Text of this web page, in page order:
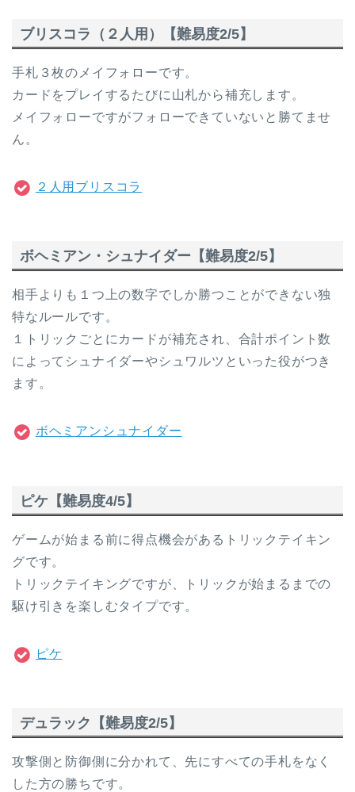
ブリスコラ（２人用）【難易度2/5】
手札３枚のメイフォローです。
カードをプレイするたびに山札から補充します。
メイフォローですがフォローできていないと勝てませ
ん。
２人用ブリスコラ
ボヘミアン・シュナイダー【難易度2/5】
相手よりも１つ上の数字でしか勝つことができない独
特なルールです。
１トリックごとにカードが補充され、合計ポイント数
によってシュナイダーやシュワルツといった役がつき
ます。
ボヘミアンシュナイダー
ピケ【難易度4/5】
ゲームが始まる前に得点機会があるトリックテイキン
グです。
トリックテイキングですが、トリックが始まるまでの
駆け引きを楽しむタイプです。
ピケ
デュラック【難易度2/5】
攻撃側と防御側に分かれて、先にすべての手札をなく
した方の勝ちです。